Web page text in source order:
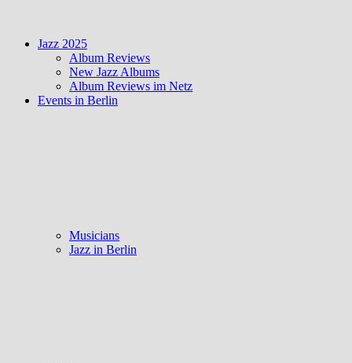
Jazz 2025
Album Reviews
New Jazz Albums
Album Reviews im Netz
Events in Berlin
Musicians
Jazz in Berlin